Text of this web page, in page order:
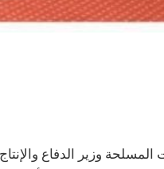
وزير الدفاع والإنتاج